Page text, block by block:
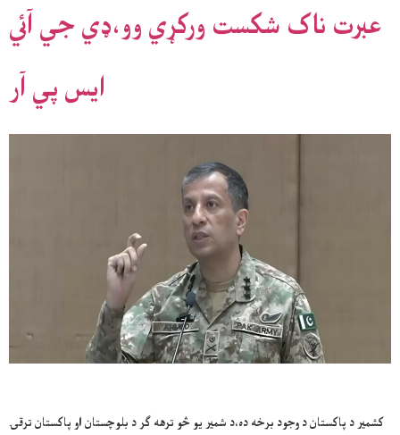
عبرت ناک شکست ورکړي وو،ډي جي آئي
ايس پي آر
کشمير د پاکستان د وجود برخه ده،د شمير يو څو ترهه ګر د بلوچستان او پاکستان ترقۍ